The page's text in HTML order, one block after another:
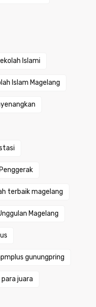
Islami
Islam Magelang
terbaik magelang
Magelang
gunungpring
juara